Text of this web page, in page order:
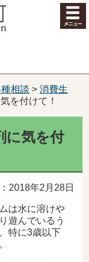
相談 >消費生
を付けて！
に気を付
2018年2月28日
は水に溶けや
遊んでいるう
特に3歳以下